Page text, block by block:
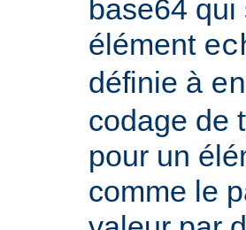
base64 qui
élément
définie à
codage de
pour un
comme le